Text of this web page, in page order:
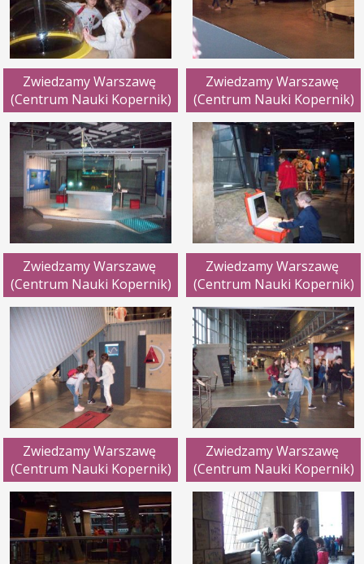
Zwiedzamy Warszawę
(Centrum Nauki Kopernik)
Zwiedzamy Warszawę
(Centrum Nauki Kopernik)
Zwiedzamy Warszawę
(Centrum Nauki Kopernik)
Zwiedzamy Warszawę
(Centrum Nauki Kopernik)
Zwiedzamy Warszawę
(Centrum Nauki Kopernik)
Zwiedzamy Warszawę
(Centrum Nauki Kopernik)